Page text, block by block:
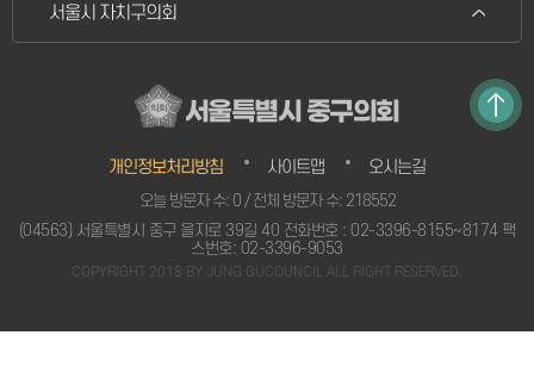
서울시 자치구의회
서울특별시 중구의회
개인정보처리방침 사이트맵 오시는길
오늘 방문자 수: 0 / 전체 방문자 수: 218552
(04563) 서울특별시 중구 을지로 39길 40 전화번호 : 02-3396-8155~8174 팩
스번호: 02-3396-9053
COPYRIGHT 2018 BY JUNG GUCOUNCIL ALL RIGHT RESERVED.